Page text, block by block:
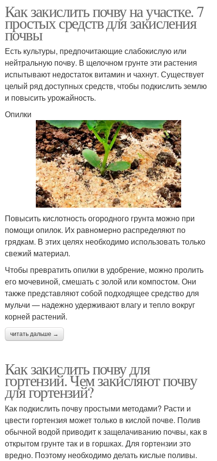
смородины
смородины
Удобрение для помидор Минеральные вещества
Химические удобрения
Минеральные
подкормки
Удобрения в граммах
Фосфорное удобрение
картофеля
Удобрения с учетом
Удобрения для осени
Удобрение для земли
Как закислить почву на участке. 7
простых средств для закисления
почвы
Есть культуры, предпочитающие слабокислую или
нейтральную почву. В щелочном грунте эти растения
испытывают недостаток витамин и чахнут. Существует
целый ряд доступных средств, чтобы подкислить землю
и повысить урожайность.
Опилки
Повысить кислотность огородного грунта можно при
помощи опилок. Их равномерно распределяют по
грядкам. В этих целях необходимо использовать только
свежий материал.
Чтобы превратить опилки в удобрение, можно пролить
его мочевиной, смешать с золой или компостом. Они
также представляют собой подходящее средство для
мульчи — надежно удерживают влагу и тепло вокруг
корней растений.
читать дальше →
Как закислить почву для
гортензий. Чем закисляют почву
для гортензий?
Как подкислить почву простыми методами? Расти и
цвести гортензия может только в кислой почве. Полив
обычной водой приводит к защелачиванию почвы, как в
открытом грунте так и в горшках. Для гортензии это
вредно. Поэтому необходимо делать кислые поливы.